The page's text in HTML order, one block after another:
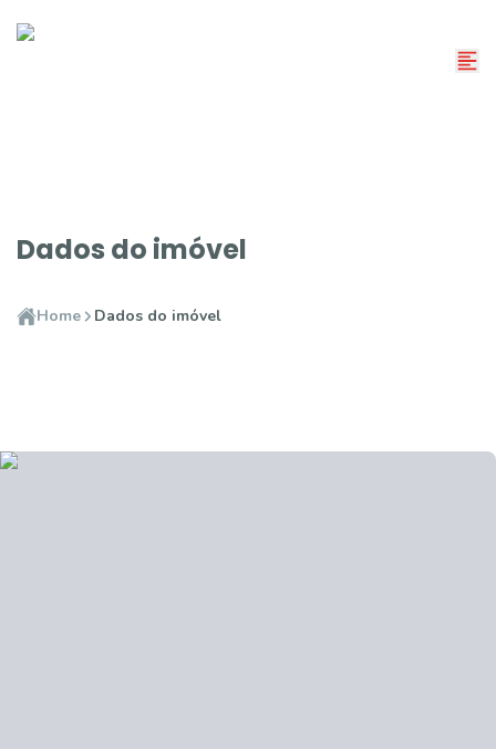
Dados do imóvel
Home Dados do imóvel